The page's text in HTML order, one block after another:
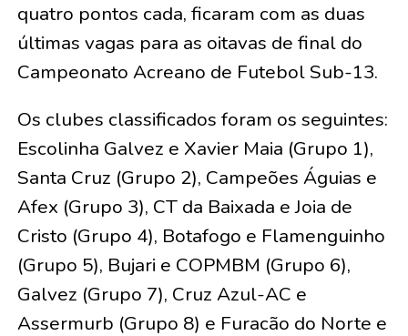
quatro pontos cada, ficaram com as duas
últimas vagas para as oitavas de final do
Campeonato Acreano de Futebol Sub-13.
Os clubes classificados foram os seguintes:
Escolinha Galvez e Xavier Maia (Grupo 1),
Santa Cruz (Grupo 2), Campeões Águias e
Afex (Grupo 3), CT da Baixada e Joia de
Cristo (Grupo 4), Botafogo e Flamenguinho
(Grupo 5), Bujari e COPMBM (Grupo 6),
Galvez (Grupo 7), Cruz Azul-AC e
Assermurb (Grupo 8) e Furacão do Norte e